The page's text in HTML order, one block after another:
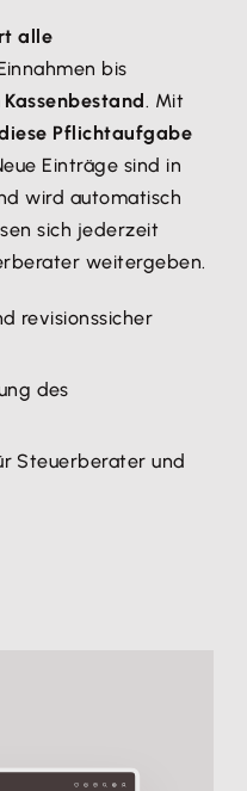
alle
bis
. Mit
Pflichtaufgabe
Einträge sind in
wird automatisch
sich jederzeit
weitergeben.
revisionssicher
des
Steuerberater und
kassiert oder